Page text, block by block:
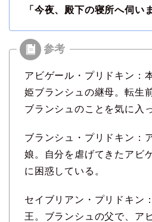
「今夜、殿下の寝所へ伺い
アビゲール・プリドキン：
姫ブランシュの継母。転生
ブランシュのことを気に入
ブランシュ・プリドキン：
娘。自分を虐げてきたアビ
に困惑している。
セイブリアン・プリドキン
王。ブランシュの父で、ア